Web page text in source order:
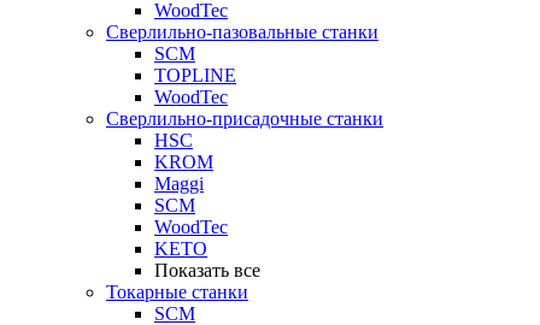
WoodTec
Сверлильно-пазовальные станки
SCM
TOPLINE
WoodTec
Сверлильно-присадочные станки
HSC
KROM
Maggi
SCM
WoodTec
KETO
Показать все
Токарные станки
SCM